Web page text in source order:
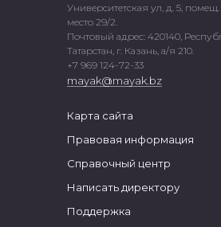
Университетская ул, д. 5, помещ.
место 29/2.
Почтовый адрес: 420140,
Татарстан, г. Казань, а/я 210.
+7 969 124-72-33
mayak@mayak.bz
Карта сайта
Правовая информация
Справочный центр
Написать директору
Поддержка